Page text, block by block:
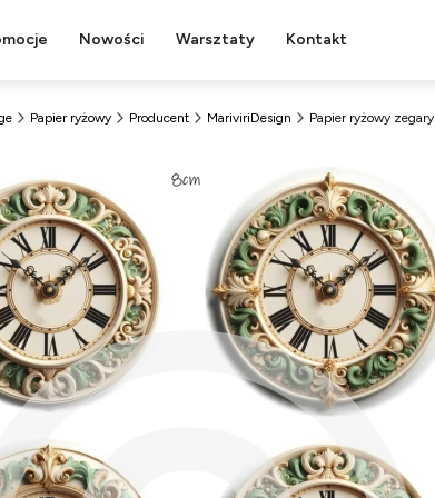
Nowości Warsztaty Kontakt
Papier ryżowy Producent MariviriDesign Papier ryżowy zegary